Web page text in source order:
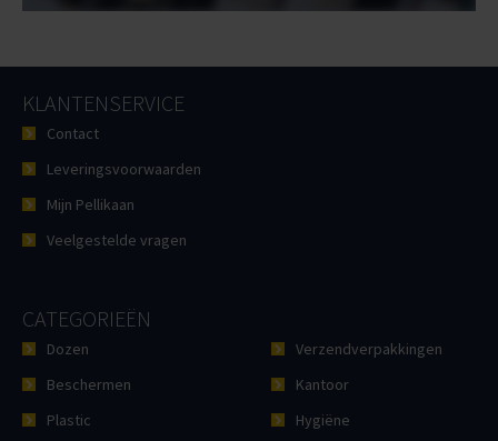
KLANTENSERVICE
Contact
Leveringsvoorwaarden
Mijn Pellikaan
Veelgestelde vragen
CATEGORIEËN
Dozen
Beschermen
Plastic
Verzendverpakkingen
Kantoor
Hygiëne